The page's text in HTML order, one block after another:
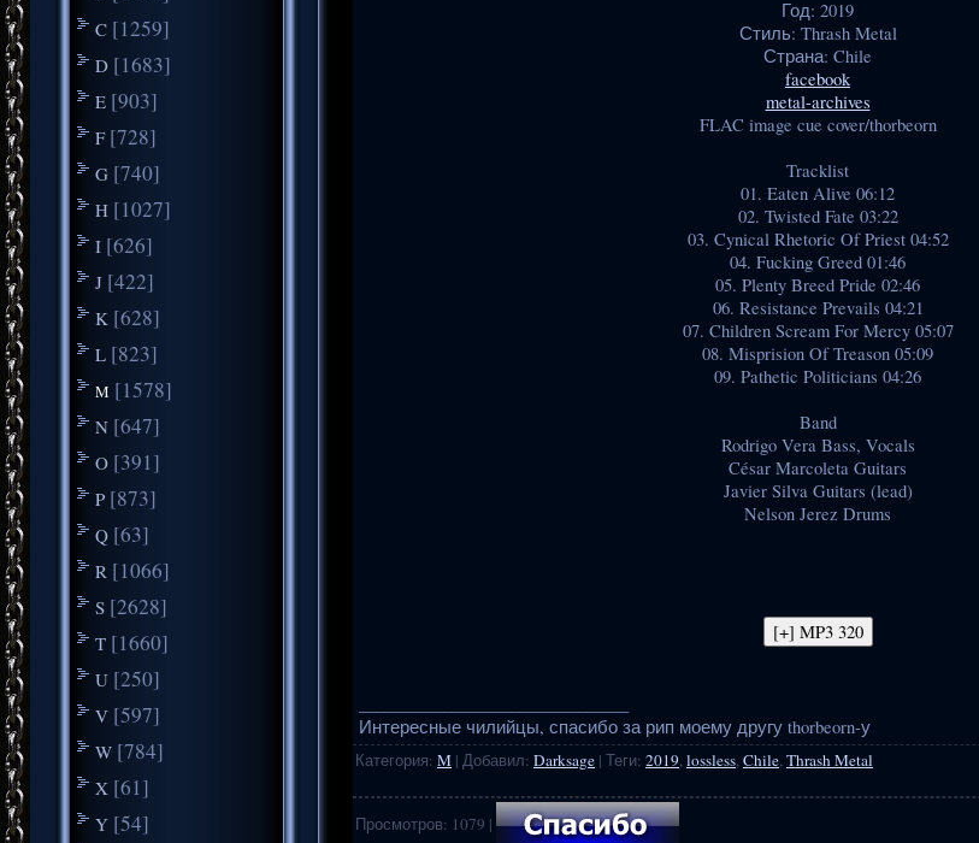
C [1259]
D [1683]
E [903]
F [728]
G [740]
H [1027]
I [626]
J [422]
K [628]
L [823]
M [1578]
N [647]
O [391]
P [873]
Q [63]
R [1066]
S [2628]
T [1660]
U [250]
V [597]
W [784]
X [61]
Y [54]
Год: 2019
Стиль: Thrash Metal
Страна: Chile
facebook
metal-archives
FLAC image cue cover/thorbeorn
Tracklist
01. Eaten Alive 06:12
02. Twisted Fate 03:22
03. Cynical Rhetoric Of Priest 04:52
04. Fucking Greed 01:46
05. Plenty Breed Pride 02:46
06. Resistance Prevails 04:21
07. Children Scream For Mercy 05:07
08. Misprision Of Treason 05:09
09. Pathetic Politicians 04:26
Band
Rodrigo Vera Bass, Vocals
César Marcoleta Guitars
Javier Silva Guitars (lead)
Nelson Jerez Drums
Интересные чилийцы, спасибо за рип моему другу thorbeorn-у
Категория: M | Добавил: Darksage | Теги: 2019,lossless,Chile,Thrash Metal
Просмотров: 1079 |